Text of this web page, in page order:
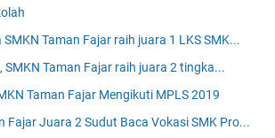
SMKN Taman Fajar raih juara 1 LKS SMK...
SMKN Taman Fajar raih juara 2 tingka...
Taman Fajar Mengikuti MPLS 2019
Fajar Juara 2 Sudut Baca Vokasi SMK Pro...